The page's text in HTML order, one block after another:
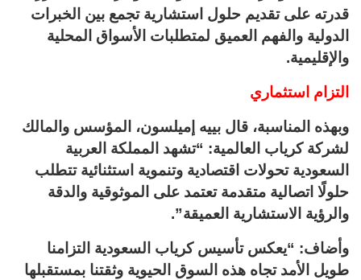
قدرته على تقديم حلول استشارية تجمع بين الخبرات
الدولية والفهم العميق لمتطلبات الأسواق المحلية
والإقليمية.
التزام استثماري
وبهذه المناسبة، قال بييه إميلسون، المؤسس والمالك
لشركة كرياب العالمية: “تشهد المملكة العربية
السعودية تحولات اقتصادية وتنموية استثنائية تتطلب
حلولًا اتصالية متقدمة تعتمد على الموثوقية والدقة
والرؤية الاستشارية العميقة”.
وأضاف: “يعكس تأسيس كرياب السعودية التزامنا
طويل الأمد تجاه هذه السوق الحيوية وثقتنا بمستقبلها